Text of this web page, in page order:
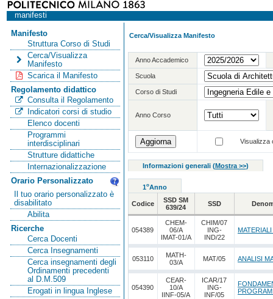
manifesti
Manifesto
Struttura Corso di Studi
Cerca/Visualizza
Manifesto
Scarica il Manifesto
Regolamento didattico
Consulta il Regolamento
Indicatori corsi di studio
Elenco docenti
Programmi
interdisciplinari
Strutture didattiche
Internazionalizzazione
Orario Personalizzato
Il tuo orario personalizzato è
disabilitato
Abilita
Ricerche
Cerca Docenti
Cerca Insegnamenti
Cerca insegnamenti degli
Ordinamenti precedenti
al D.M.509
Erogati in lingua Inglese
Cerca/Visualizza Manifesto
Anno Accademico
Scuola
Corso di Studi
Anno Corso
Visualizza
Informazioni generali (Mostra >>)
1oAnno
Codice
SSD SM
639/24
SSD
054389
CHEM-
06/A
IMAT-01/A
CHIM/07
ING-
IND/22
053110
MATH-
03/A
MAT/05 ANALISI
054390
CEAR-
10/A
IINF-05/A
ICAR/17
ING-
INF/05